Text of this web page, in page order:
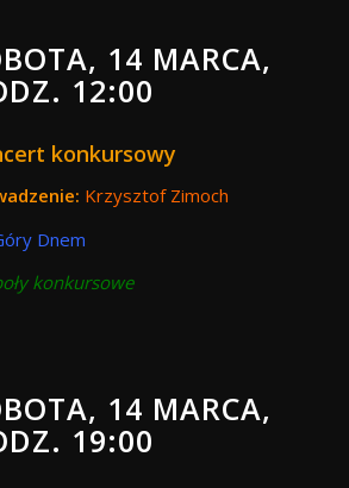
14 MARCA,
12:00
konkursowy
Krzysztof Zimoch
Dnem
konkursowe
14 MARCA,
19:00